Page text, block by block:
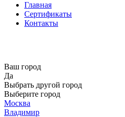
Главная
Сертификаты
Контакты
Ваш город
Да
Выбрать другой город
Выберите город
Москва
Владимир